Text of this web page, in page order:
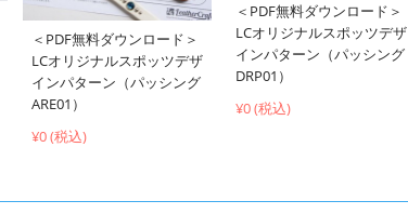
＜PDF無料ダウンロード＞
LCオリジナルスポッツデザ
インパターン（パッシング
ARE01）
¥0 (税込)
＜PDF無料ダウンロード＞
LCオリジナルスポッツデザ
インパターン（パッシング
DRP01）
¥0 (税込)